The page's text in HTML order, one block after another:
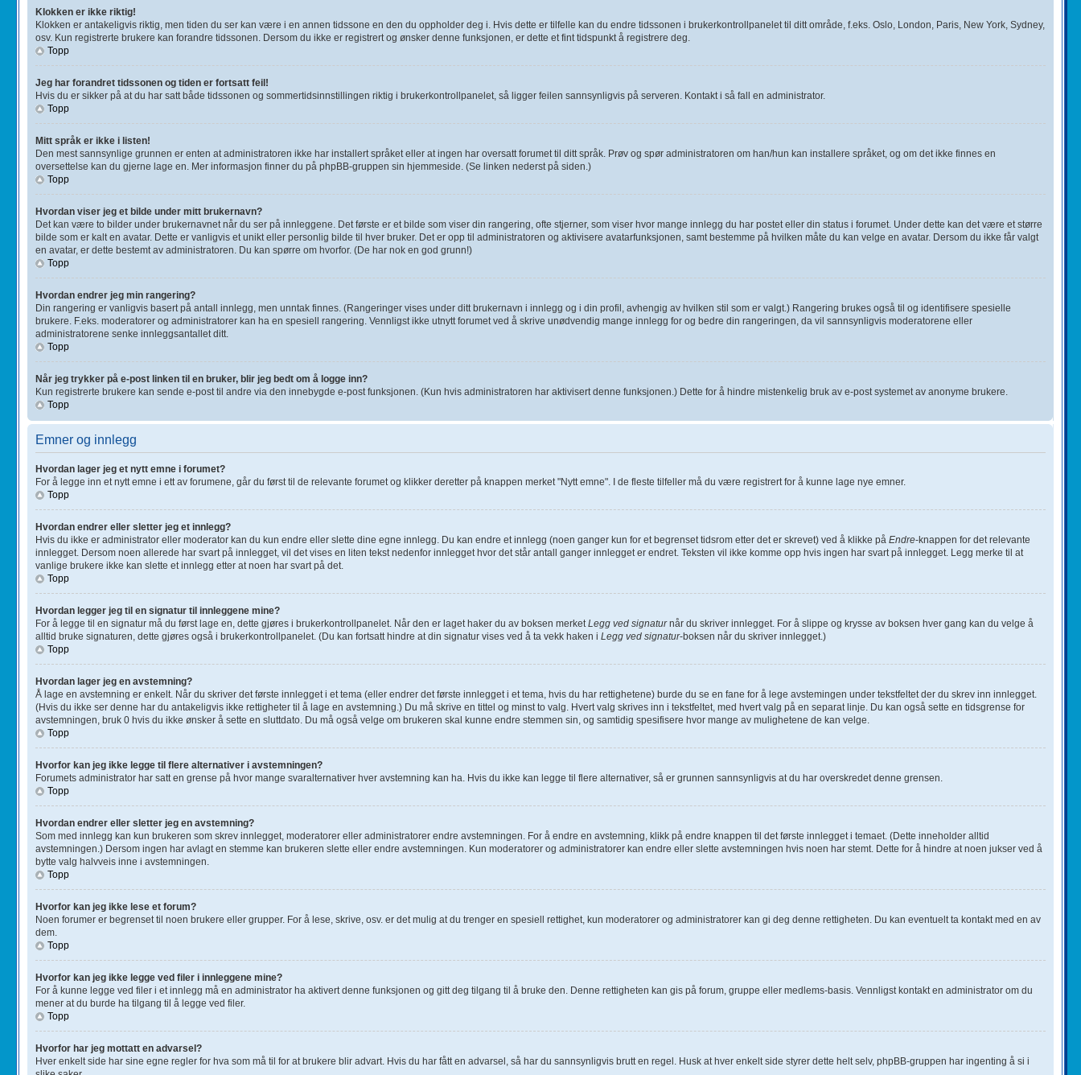
Klokken er ikke riktig!
Klokken er antakeligvis riktig, men tiden du ser kan være i en annen tidssone en den du oppholder deg i. Hvis dette er tilfelle kan du endre tidssonen i brukerkontrollpanelet til ditt område, f.eks. Oslo, London, Paris, New York, Sydney,
osv. Kun registrerte brukere kan forandre tidssonen. Dersom du ikke er registrert og ønsker denne funksjonen, er dette et fint tidspunkt å registrere deg.
Topp
Jeg har forandret tidssonen og tiden er fortsatt feil!
Hvis du er sikker på at du har satt både tidssonen og sommertidsinnstillingen riktig i brukerkontrollpanelet, så ligger feilen sannsynligvis på serveren. Kontakt i så fall en administrator.
Topp
Mitt språk er ikke i listen!
Den mest sannsynlige grunnen er enten at administratoren ikke har installert språket eller at ingen har oversatt forumet til ditt språk. Prøv og spør administratoren om han/hun kan installere språket, og om det ikke finnes en
oversettelse kan du gjerne lage en. Mer informasjon finner du på phpBB-gruppen sin hjemmeside. (Se linken nederst på siden.)
Topp
Hvordan viser jeg et bilde under mitt brukernavn?
Det kan være to bilder under brukernavnet når du ser på innleggene. Det første er et bilde som viser din rangering, ofte stjerner, som viser hvor mange innlegg du har postet eller din status i forumet. Under dette kan det være et større
bilde som er kalt en avatar. Dette er vanligvis et unikt eller personlig bilde til hver bruker. Det er opp til administratoren og aktivisere avatarfunksjonen, samt bestemme på hvilken måte du kan velge en avatar. Dersom du ikke får valgt
en avatar, er dette bestemt av administratoren. Du kan spørre om hvorfor. (De har nok en god grunn!)
Topp
Hvordan endrer jeg min rangering?
Din rangering er vanligvis basert på antall innlegg, men unntak finnes. (Rangeringer vises under ditt brukernavn i innlegg og i din profil, avhengig av hvilken stil som er valgt.) Rangering brukes også til og identifisere spesielle
brukere. F.eks. moderatorer og administratorer kan ha en spesiell rangering. Vennligst ikke utnytt forumet ved å skrive unødvendig mange innlegg for og bedre din rangeringen, da vil sannsynligvis moderatorene eller
administratorene senke innleggsantallet ditt.
Topp
Når jeg trykker på e-post linken til en bruker, blir jeg bedt om å logge inn?
Kun registrerte brukere kan sende e-post til andre via den innebygde e-post funksjonen. (Kun hvis administratoren har aktivisert denne funksjonen.) Dette for å hindre mistenkelig bruk av e-post systemet av anonyme brukere.
Topp
Emner og innlegg
Hvordan lager jeg et nytt emne i forumet?
For å legge inn et nytt emne i ett av forumene, går du først til de relevante forumet og klikker deretter på knappen merket "Nytt emne". I de fleste tilfeller må du være registrert for å kunne lage nye emner.
Topp
Hvordan endrer eller sletter jeg et innlegg?
Hvis du ikke er administrator eller moderator kan du kun endre eller slette dine egne innlegg. Du kan endre et innlegg (noen ganger kun for et begrenset tidsrom etter det er skrevet) ved å klikke på Endre-knappen for det relevante
innlegget. Dersom noen allerede har svart på innlegget, vil det vises en liten tekst nedenfor innlegget hvor det står antall ganger innlegget er endret. Teksten vil ikke komme opp hvis ingen har svart på innlegget. Legg merke til at
vanlige brukere ikke kan slette et innlegg etter at noen har svart på det.
Topp
Hvordan legger jeg til en signatur til innleggene mine?
For å legge til en signatur må du først lage en, dette gjøres i brukerkontrollpanelet. Når den er laget haker du av boksen merketLegg ved signaturnår du skriver innlegget. For å slippe og krysse av boksen hver gang kan du velge å
alltid bruke signaturen, dette gjøres også i brukerkontrollpanelet. (Du kan fortsatt hindre at din signatur vises ved å ta vekk haken i Legg ved signatur-boksen når du skriver innlegget.)
Topp
Hvordan lager jeg en avstemning?
Å lage en avstemning er enkelt. Når du skriver det første innlegget i et tema (eller endrer det første innlegget i et tema, hvis du har rettighetene) burde du se en fane for å lege avstemingen under tekstfeltet der du skrev inn innlegget.
(Hvis du ikke ser denne har du antakeligvis ikke rettigheter til å lage en avstemning.) Du må skrive en tittel og minst to valg. Hvert valg skrives inn i tekstfeltet, med hvert valg på en separat linje. Du kan også sette en tidsgrense for
avstemningen, bruk 0 hvis du ikke ønsker å sette en sluttdato. Du må også velge om brukeren skal kunne endre stemmen sin, og samtidig spesifisere hvor mange av mulighetene de kan velge.
Topp
Hvorfor kan jeg ikke legge til flere alternativer i avstemningen?
Forumets administrator har satt en grense på hvor mange svaralternativer hver avstemning kan ha. Hvis du ikke kan legge til flere alternativer, så er grunnen sannsynligvis at du har overskredet denne grensen.
Topp
Hvordan endrer eller sletter jeg en avstemning?
Som med innlegg kan kun brukeren som skrev innlegget, moderatorer eller administratorer endre avstemningen. For å endre en avstemning, klikk på endre knappen til det første innlegget i temaet. (Dette inneholder alltid
avstemningen.) Dersom ingen har avlagt en stemme kan brukeren slette eller endre avstemningen. Kun moderatorer og administratorer kan endre eller slette avstemningen hvis noen har stemt. Dette for å hindre at noen jukser ved å
bytte valg halvveis inne i avstemningen.
Topp
Hvorfor kan jeg ikke lese et forum?
Noen forumer er begrenset til noen brukere eller grupper. For å lese, skrive, osv. er det mulig at du trenger en spesiell rettighet, kun moderatorer og administratorer kan gi deg denne rettigheten. Du kan eventuelt ta kontakt med en av
dem.
Topp
Hvorfor kan jeg ikke legge ved filer i innleggene mine?
For å kunne legge ved filer i et innlegg må en administrator ha aktivert denne funksjonen og gitt deg tilgang til å bruke den. Denne rettigheten kan gis på forum, gruppe eller medlems-basis. Vennligst kontakt en administrator om du
mener at du burde ha tilgang til å legge ved filer.
Topp
Hvorfor har jeg mottatt en advarsel?
Hver enkelt side har sine egne regler for hva som må til for at brukere blir advart. Hvis du har fått en advarsel, så har du sannsynligvis brutt en regel. Husk at hver enkelt side styrer dette helt selv, phpBB-gruppen har ingenting å si i